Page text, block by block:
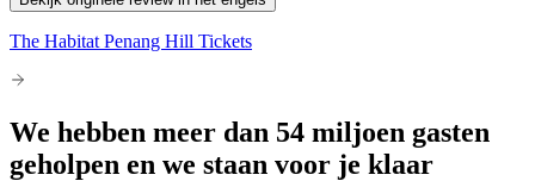
The Habitat Penang Hill Tickets
We hebben meer dan 54 miljoen gasten
geholpen en we staan voor je klaar